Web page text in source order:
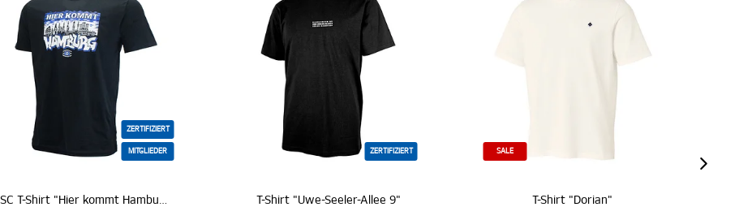
ZERTIFIZIERT
MITGLIEDER
SC T-Shirt "Hier kommt Hamburg"
ZERTIFIZIERT
T-Shirt "Uwe-Seeler-Allee 9"
SALE